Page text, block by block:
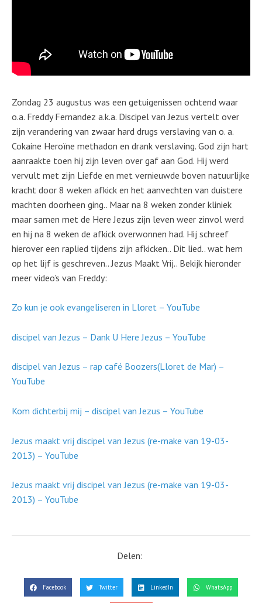
Zondag 23 augustus was een getuigenissen ochtend waar
o.a. Freddy Fernandez a.k.a. Discipel van Jezus vertelt over
zijn verandering van zwaar hard drugs verslaving van o. a.
Cokaine Heroïne methadon en drank verslaving. God zijn hart
aanraakte toen hij zijn leven over gaf aan God. Hij werd
vervult met zijn Liefde en met vernieuwde boven natuurlijke
kracht door 8 weken afkick en het aanvechten van duistere
machten doorheen ging.. Maar na 8 weken zonder kliniek
maar samen met de Here Jezus zijn leven weer zinvol werd
en hij na 8 weken de afkick overwonnen had. Hij schreef
hierover een raplied tijdens zijn afkicken.. Dit lied.. wat hem
op het lijf is geschreven.. Jezus Maakt Vrij.. Bekijk hieronder
meer video’s van Freddy:
Zo kun je ook evangeliseren in Lloret – YouTube
discipel van Jezus – Dank U Here Jezus – YouTube
discipel van Jezus – rap café Boozers(Lloret de Mar) –
YouTube
Kom dichterbij mij – discipel van Jezus – YouTube
Jezus maakt vrij discipel van Jezus (re-make van 19-03-
2013) – YouTube
Jezus maakt vrij discipel van Jezus (re-make van 19-03-
2013) – YouTube
Delen:
Facebook Twitter LinkedIn WhatsApp